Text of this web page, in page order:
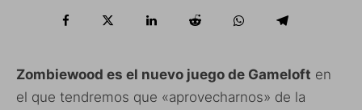
Zombiewood es el nuevo juego de Gameloft en
el que tendremos que «aprovecharnos» de la